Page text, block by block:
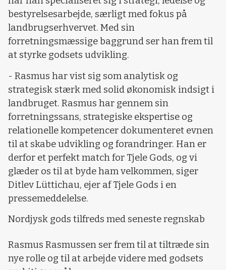
bestyrelsesarbejde, særligt med fokus på
landbrugserhvervet. Med sin
forretningsmæssige baggrund ser han frem til
at styrke godsets udvikling.
- Rasmus har vist sig som analytisk og
strategisk stærk med solid økonomisk indsigt i
landbruget. Rasmus har gennem sin
forretningssans, strategiske ekspertise og
relationelle kompetencer dokumenteret evnen
til at skabe udvikling og forandringer. Han er
derfor et perfekt match for Tjele Gods, og vi
glæder os til at byde ham velkommen, siger
Ditlev Lüttichau, ejer af Tjele Gods i en
pressemeddelelse.
Nordjysk gods tilfreds med seneste regnskab
Rasmus Rasmussen ser frem til at tiltræde sin
nye rolle og til at arbejde videre med godsets